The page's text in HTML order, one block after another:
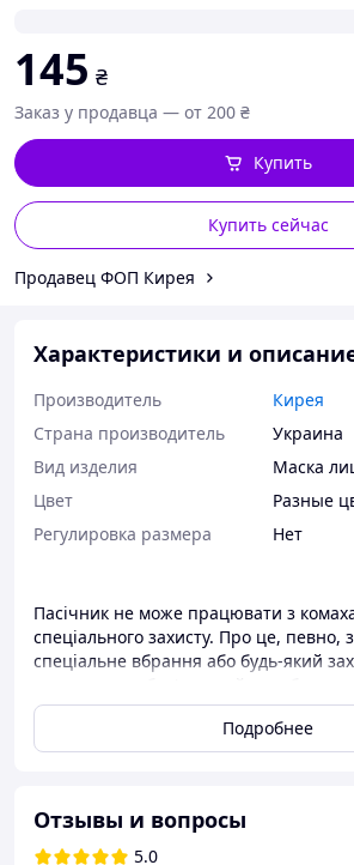
145 ₴
Заказ у продавца — от 200 ₴
Купить сейчас
Купить
Продавец ФОП Кирея
Характеристики и
Производитель
Кирея
Страна производитель
Украина
Вид изделия
Маска
Цвет
Разные
Регулировка размера
Нет
Пасічник не може працювати з
спеціального захисту. Про це, певно,
спеціальне вбрання або будь-який
бджолиного господарства. Звичайно,
елемент гардеробу, а особливо
бджоляра має бути не просто
Одяг бджоляра повинен відповідати
санітарної гігієни, бути зручним у
Подробнее
Отзывы и вопросы
5.0